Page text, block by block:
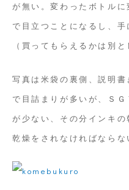
が無い。変わったボトル
で目立つことになるし、
（買ってもらえるかは別と
写真は米袋の裏側、説明
で目詰まりが多いが、Ｓ
が少ない、その分インキ
乾燥をされなければならな